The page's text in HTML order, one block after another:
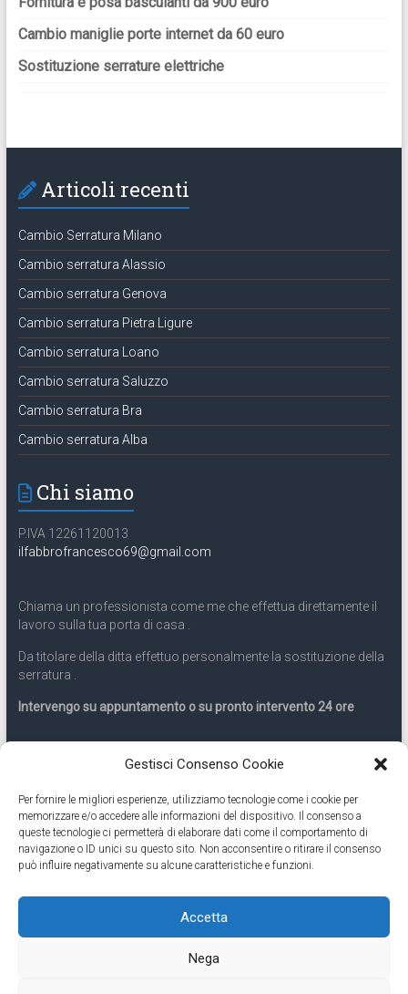
Gestisci Consenso Cookie
Per fornire le migliori esperienze, utilizziamo tecnologie come i cookie per
memorizzare e/o accedere alle informazioni del dispositivo. Il consenso a
queste tecnologie ci permetterà di elaborare dati come il comportamento di
navigazione o ID unici su questo sito. Non acconsentire o ritirare il consenso
può influire negativamente su alcune caratteristiche e funzioni.
Accetta
Nega
Cambio maniglie porte internet da 60 euro
Sostituzione serrature elettriche
Articoli recenti
Cambio Serratura Milano
Cambio serratura Alassio
Cambio serratura Genova
Cambio serratura Pietra Ligure
Cambio serratura Loano
Cambio serratura Saluzzo
Cambio serratura Bra
Cambio serratura Alba
Chi siamo
P.IVA 12261120013
ilfabbrofrancesco69@gmail.com
Chiama un professionista come me che effettua direttamente il
lavoro sulla tua porta di casa .
Da titolare della ditta effettuo personalmente la sostituzione della
serratura .
Intervengo su appuntamento o su pronto intervento 24 ore
Servizio 24 ore
Cell331.9899963
Eseguiamo anche lavori di apertura porte pronto intervento 24
ore
by ThemeGrill. Powered by